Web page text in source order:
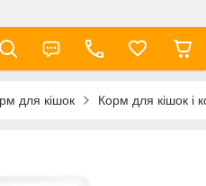
для кішок Корм для кішок і